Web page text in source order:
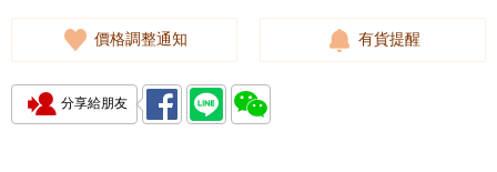
價格調整通知 有貨提醒
分享給朋友